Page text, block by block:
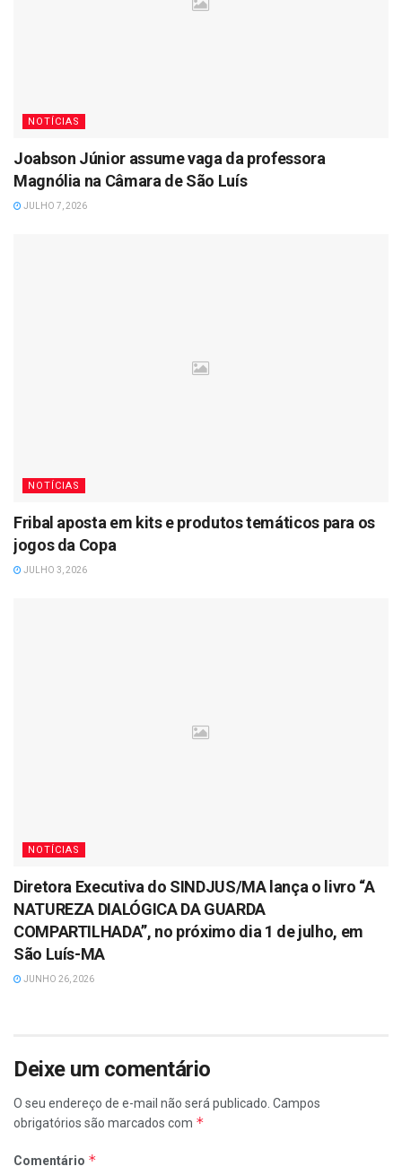
NOTÍCIAS
Joabson Júnior assume vaga da professora
Magnólia na Câmara de São Luís
JULHO 7, 2026
NOTÍCIAS
Fribal aposta em kits e produtos temáticos para os
jogos da Copa
JULHO 3, 2026
NOTÍCIAS
Diretora Executiva do SINDJUS/MA lança o livro “A
NATUREZA DIALÓGICA DA GUARDA
COMPARTILHADA”, no próximo dia 1 de julho, em
São Luís-MA
JUNHO 26, 2026
Deixe um comentário
O seu endereço de e-mail não será publicado. Campos
obrigatórios são marcados com *
Comentário *